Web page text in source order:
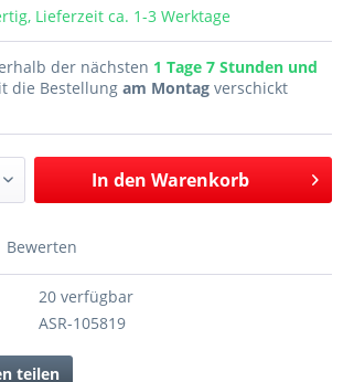
Lieferzeit ca. 1-3 Werktage
der nächsten 1 Tage 7 Stunden und
die Bestellung am Montag verschickt
In den Warenkorb
Bewerten
20 verfügbar
ASR-105819
teilen